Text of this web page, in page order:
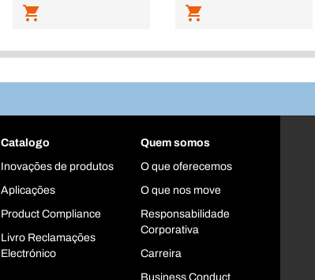
Catalogo
Inovações de produtos
Aplicações
Product Compliance
Livro Reclamações
Electrónico
Quem somos
O que oferecemos
O que nos move
Responsabilidade
Corporativa
Carreira
Business Conduct